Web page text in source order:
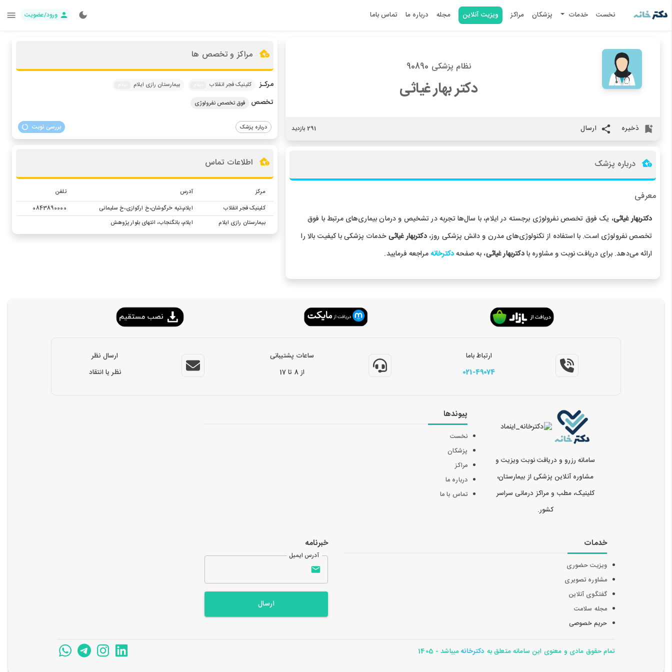
نخست خدمات پزشکان مراکز ویزیت آنلاین مجله درباره ما تماس باما ورود/عضویت
نظام پزشکی 90890
دکتر بهار غیاثی
ذخیره ارسال 291 بازدید
درباره پزشک
معرفی
دکتربهار غیاثی، یک فوق تخصص نفرولوژی برجسته در ایلام، با سال‌ها تجربه در تشخیص و درمان بیماری‌های مرتبط با فوق
تخصص نفرولوژی است. با استفاده از تکنولوژی‌های مدرن و دانش پزشکی روز،دکتربهار غیاثیخدمات پزشکی با کیفیت بالا را
ارائه می‌دهد. برای دریافت نوبت و مشاوره بادکتربهار غیاثی، به صفحهدکترخانهمراجعه فرمایید.
مراکز و تخصص ها
مرکـز کلینیک فجر انقلاب بیمارستان رازی ایلام
تخصص فوق تخصص نفرولوژی
درباره پزشک بررسی نوبت
اطلاعات تماس
مرکز آدرس
تلفن
کلینیک فجر انقلاب
ایلام،تپه خرگوشان،خ ارکوازی،خ سلیمانی
0843890000
بیمارستان رازی ایلام
ایلام، بانگنجاب، انتهای بلوار پژوهش
ارتباط باما
021-49074
ساعات پشتیبانی
از 8 تا 17
ارسال نظر
نظر یا انتقاد
سامانه رزرو و دریافت نوبت ویزیت و
مشاوره آنلاین پزشکی از بیمارستان،
کلینیک، مطب و مراکز درمانی سراسر
کشور.
پیوندها
نخست
پزشکان
مراکز
درباره ما
تماس با ما
خدمات
ویزیت حضوری
مشاوره تصویری
گفتگوی آنلاین
مجله سلامت
حریم خصوصی
خبرنامه
آدرس ایمیل
ارسال
تمام حقوق مادی و معنوی این سامانه متعلق به دکترخانهمیباشد - 1405